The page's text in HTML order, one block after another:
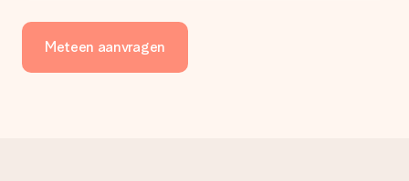
Meteen aanvragen